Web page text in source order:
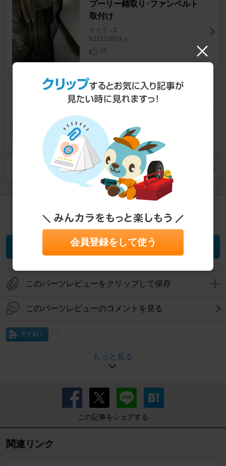
プーリー錆取り･ファンベルト
取付け
ギャランΣ
b2212360さん
26
走りが楽しいオススメ中古スポ
ーツカー3選【輸入車編】
同じカテゴリー (エンブレム) の一覧を見る
このパーツの取り付けが
難しいと思ったら、プロに相談！
パーツ取り付け相談
このパーツレビューをクリップして保存
このパーツレビューのコメントを見る
イイね！
もっと見る
この記事をシェアする
関連リンク
会員登録をして使う